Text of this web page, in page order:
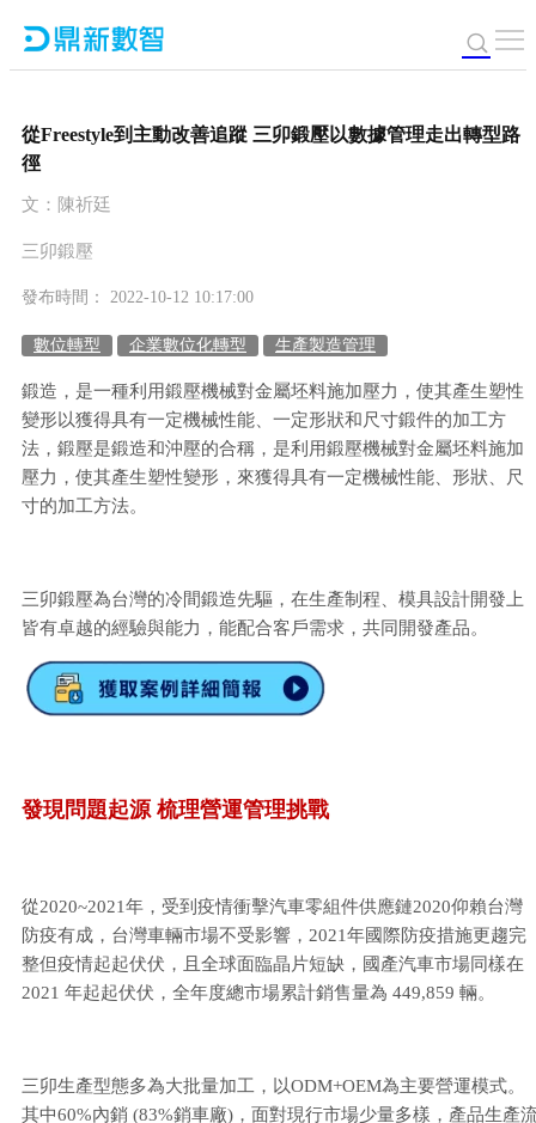
從Freestyle到主動改善追蹤 三卯鍛壓以數據管理走出轉型路
徑
文：陳祈廷
三卯鍛壓
發布時間： 2022-10-12 10:17:00
數位轉型 企業數位化轉型 生產製造管理
鍛造，是一種利用鍛壓機械對金屬坯料施加壓力，使其產生塑性
變形以獲得具有一定機械性能、一定形狀和尺寸鍛件的加工方
法，鍛壓是鍛造和沖壓的合稱，是利用鍛壓機械對金屬坯料施加
壓力，使其產生塑性變形，來獲得具有一定機械性能、形狀、尺
寸的加工方法。
三卯鍛壓為台灣的冷間鍛造先驅，在生產制程、模具設計開發上
皆有卓越的經驗與能力，能配合客戶需求，共同開發產品。
發現問題起源 梳理營運管理挑戰
從2020~2021年，受到疫情衝擊汽車零組件供應鏈2020仰賴台灣
防疫有成，台灣車輛市場不受影響，2021年國際防疫措施更趨完
整但疫情起起伏伏，且全球面臨晶片短缺，國產汽車市場同樣在
2021 年起起伏伏，全年度總市場累計銷售量為 449,859 輛。
三卯生產型態多為大批量加工，以ODM+OEM為主要營運模式。
其中60%內銷 (83%銷車廠)，面對現行市場少量多樣，產品生產